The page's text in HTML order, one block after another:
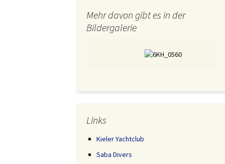
Mehr davon gibt es in der
Bildergalerie
Links
Kieler Yachtclub
Saba Divers